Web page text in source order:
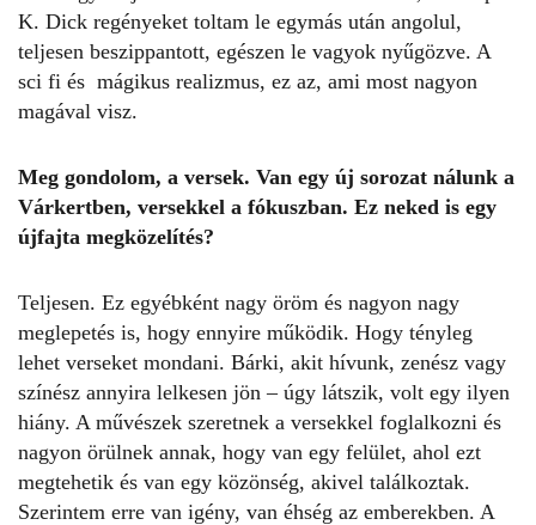
K. Dick regényeket toltam le egymás után angolul,
teljesen beszippantott, egészen le vagyok nyűgözve. A
sci fi és mágikus realizmus, ez az, ami most nagyon
magával visz.
Meg gondolom, a versek. Van egy új sorozat nálunk a
Várkertben, versekkel a fókuszban. Ez neked is egy
újfajta megközelítés?
Teljesen. Ez egyébként nagy öröm és nagyon nagy
meglepetés is, hogy ennyire működik. Hogy tényleg
lehet verseket mondani. Bárki, akit hívunk, zenész vagy
színész annyira lelkesen jön – úgy látszik, volt egy ilyen
hiány. A művészek szeretnek a versekkel foglalkozni és
nagyon örülnek annak, hogy van egy felület, ahol ezt
megtehetik és van egy közönség, akivel találkoztak.
Szerintem erre van igény, van éhség az emberekben. A